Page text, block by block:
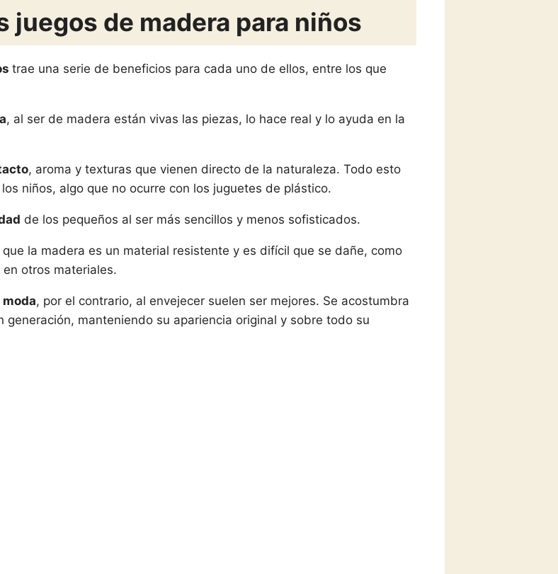
juegos de madera para niños
trae una serie de beneficios para cada uno de ellos, entre los que
, al ser de madera están vivas las piezas, lo hace real y lo ayuda en la
, aroma y texturas que vienen directo de la naturaleza. Todo esto
niños, algo que no ocurre con los juguetes de plástico.
de los pequeños al ser más sencillos y menos sofisticados.
la madera es un material resistente y es difícil que se dañe, como
otros materiales.
, por el contrario, al envejecer suelen ser mejores. Se acostumbra
generación, manteniendo su apariencia original y sobre todo su